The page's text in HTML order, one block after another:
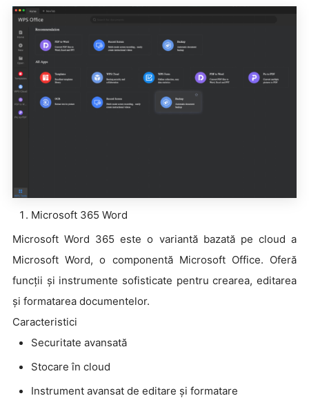
Microsoft 365 Word
Microsoft Word 365 este o variantă bazată pe cloud a
Microsoft Word, o componentă Microsoft Office. Oferă
funcții și instrumente sofisticate pentru crearea, editarea
și formatarea documentelor.
Caracteristici
Securitate avansată
Stocare în cloud
Instrument avansat de editare și formatare